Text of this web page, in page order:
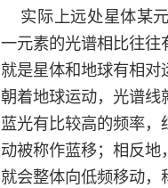
实际上远处星体某
一元素的光谱相比往往
就是星体和地球有相
朝着地球运动，光谱线
蓝光有比较高的频率
动被称作蓝移；相反
就会整体向低频移动